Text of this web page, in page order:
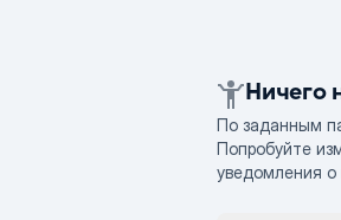
Ничего
По заданным
Попробуйте
уведомления о